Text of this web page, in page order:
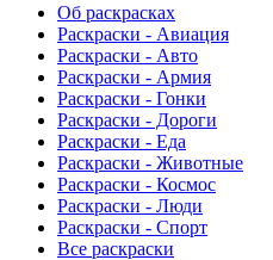
Об раскрасках
Раскраски - Авиация
Раскраски - Авто
Раскраски - Армия
Раскраски - Гонки
Раскраски - Дороги
Раскраски - Еда
Раскраски - Животныe
Раскраски - Космос
Раскраски - Люди
Раскраски - Спорт
Все раскраски